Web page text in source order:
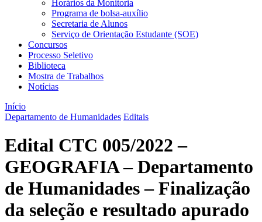
Horários da Monitoria
Programa de bolsa-auxílio
Secretaria de Alunos
Serviço de Orientação Estudante (SOE)
Concursos
Processo Seletivo
Biblioteca
Mostra de Trabalhos
Notícias
Início
Departamento de Humanidades Editais
Edital CTC 005/2022 –
GEOGRAFIA – Departamento
de Humanidades – Finalização
da seleção e resultado apurado